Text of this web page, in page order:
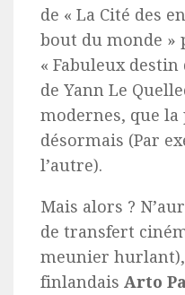
de « La Cité des
bout du monde
« Fabuleux destin
de Yann Le
modernes, que
désormais (Par
l’autre).
Mais alors ?
de transfert
meunier hurlant),
finlandais Arto